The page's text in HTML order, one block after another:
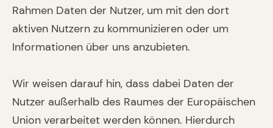
Rahmen Daten der Nutzer, um mit den dort
aktiven Nutzern zu kommunizieren oder um
Informationen über uns anzubieten.
Wir weisen darauf hin, dass dabei Daten der
Nutzer außerhalb des Raumes der Europäischen
Union verarbeitet werden können. Hierdurch